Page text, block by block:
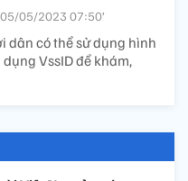
05/05/2023 07:50’
dân có thể sử dụng hình
VssID để khám,